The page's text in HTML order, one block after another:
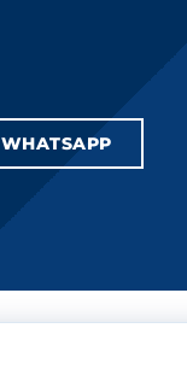
WHATSAPP